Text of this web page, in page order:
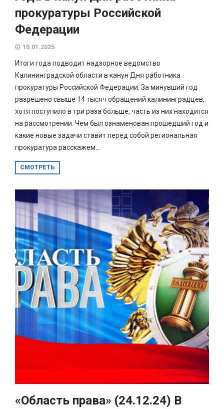
прокуратуры Российской
Федерации
10.01.2025
Итоги года подводит надзорное ведомство
Калининградской области в канун Дня работника
прокуратуры Российской Федерации. За минувший год
разрешено свыше 14 тысяч обращений калининградцев,
хотя поступило в три раза больше, часть из них находится
на рассмотрении. Чем был ознаменован прошедший год и
какие новые задачи ставит перед собой региональная
прокуратура расскажем...
СМОТРЕТЬ
«Область права» (24.12.24) В